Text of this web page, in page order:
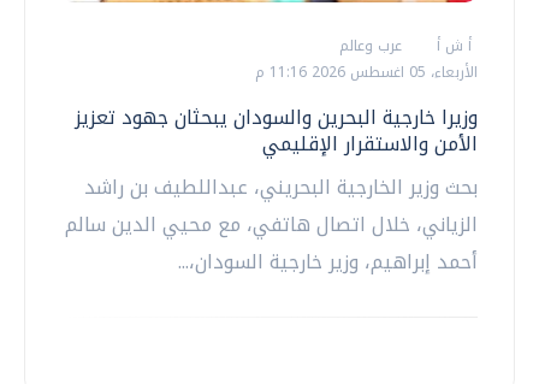
أ ش أ
عرب وعالم
الأربعاء، 05 اغسطس 2026 11:16 م
وزيرا خارجية البحرين والسودان يبحثان جهود تعزيز
الأمن والاستقرار الإقليمي
بحث وزير الخارجية البحريني، عبداللطيف بن راشد
الزياني، خلال اتصال هاتفي، مع محيي الدين سالم
أحمد إبراهيم، وزير خارجية السودان،...